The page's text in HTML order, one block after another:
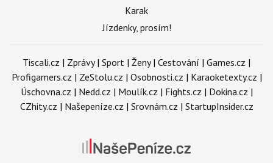
Karak
Jízdenky, prosím!
Tiscali.cz | Zprávy| Sport | Ženy| Cestování | Games.cz |
Profigamers.cz | ZeStolu.cz | Osobnosti.cz | Karaoketexty.cz |
Úschovna.cz | Nedd.cz | Moulík.cz | Fights.cz | Dokina.cz |
CZhity.cz | Našepeníze.cz | Srovnám.cz | StartupInsider.cz